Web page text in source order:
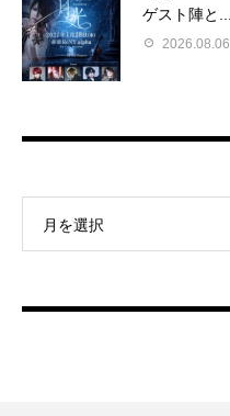
ゲスト陣と...
2026.08.06
月を選択